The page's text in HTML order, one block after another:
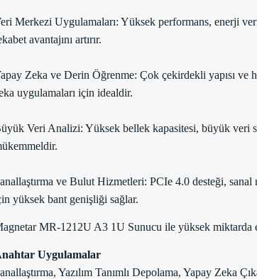
Merkezi Uygulamaları: Yüksek performans, enerji
avantajını artırır.
Zeka ve Derin Öğrenme: Çok çekirdekli yapısı ve
uygulamaları için idealdir.
Veri Analizi: Yüksek bellek kapasitesi, büyük veri
ve Bulut Hizmetleri: PCIe 4.0 desteği,
yüksek bant genişliği sağlar.
MR-1212U A3 1U Sunucu ile yüksek miktarda
Uygulamalar
Yazılım Tanımlı Depolama, Yapay Zeka